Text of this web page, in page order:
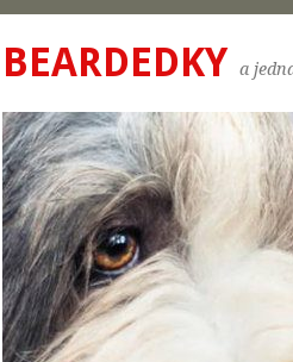
BEARDEDKY a